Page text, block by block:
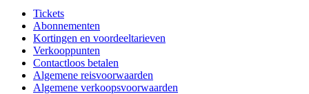
Tickets
Abonnementen
Kortingen en voordeeltarieven
Verkooppunten
Contactloos betalen
Algemene reisvoorwaarden
Algemene verkoopsvoorwaarden